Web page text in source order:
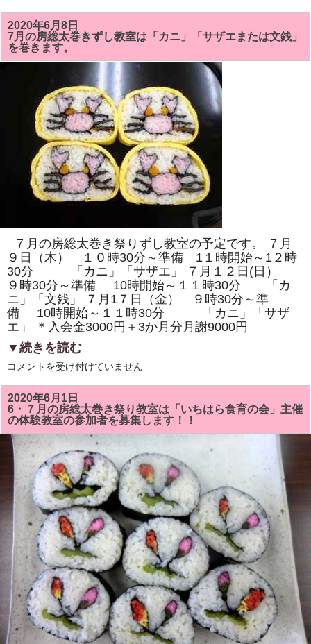
月
の
房
総
太
巻
「「ト
体
室
も
あ
り
ま
す。
は
2020年6月8日
7月の房総太巻きずし教室は「カニ」「サザエまたは文銭」
を巻きます。
７月の房総太巻き祭りずし教室の予定です。 ７月
９日（木） １０時30分～準備 1１時開始～1２時
30分 「カニ」「サザエ」 ７月１２日(日）
９時30分～準備 10時開始～１１時30分 「カ
ニ」「文銭」 ７月1７日（金） ９時30分～準
備 10時開始～１１時30分 「カニ」「サザ
エ」 ＊入会金3000円＋3か月分月謝9000円
▼続きを読む
7
の
房
総
太
巻
き
ず
し
教
は
「カ
ニ」
「サ
ザ
た
文
銭」
を
巻
き
ま
す。
は
コメントを受け付けていません
2020年6月1日
6・７月の房総太巻き祭り教室は「いちはら食育の会」主催
の体験教室の参加者を募集します！！